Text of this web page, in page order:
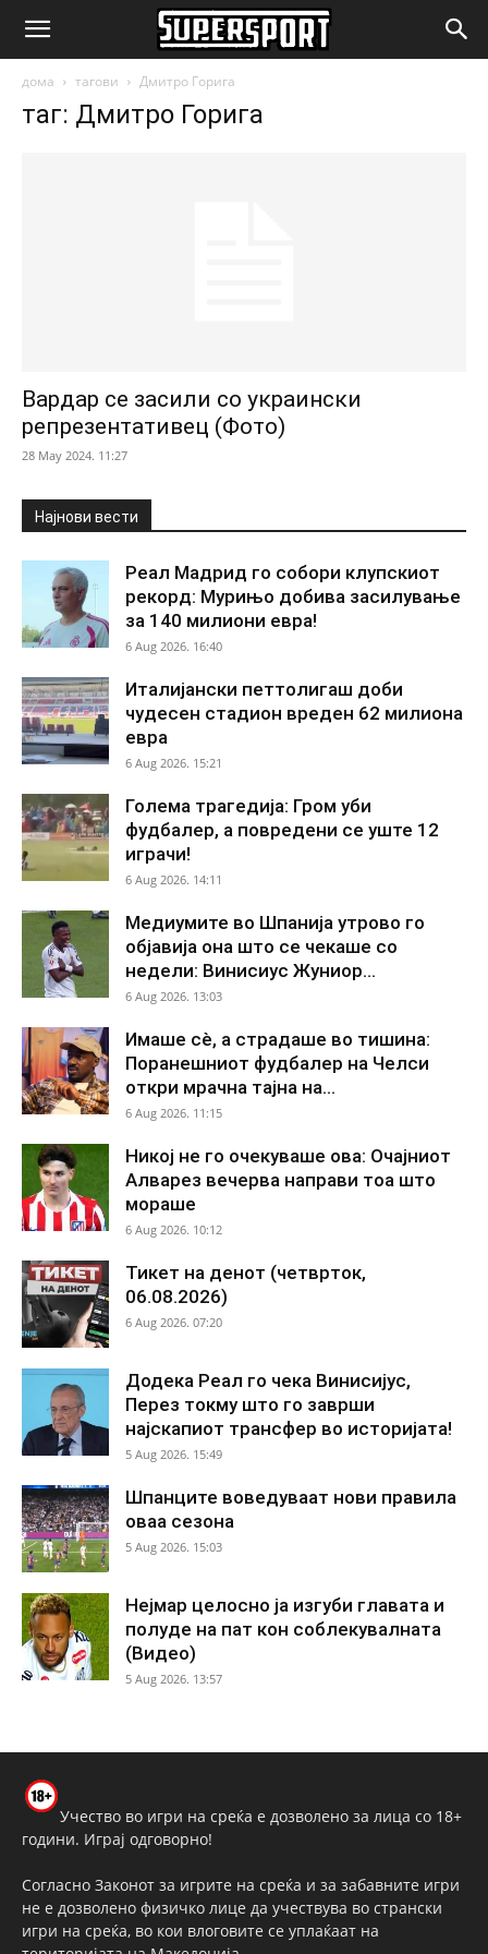
SuperSport.mk
дома тагови Дмитро Горига
таг: Дмитро Горига
Вардар се засили со украински
репрезентативец (Фото)
28 May 2024. 11:27
Најнови вести
Реал Мадрид го собори клупскиот
рекорд: Мурињо добива засилување
за 140 милиони евра!
6 Aug 2026. 16:40
Италијански петтолигаш доби
чудесен стадион вреден 62 милиона
евра
6 Aug 2026. 15:21
Голема трагедија: Гром уби
фудбалер, а повредени се уште 12
играчи!
6 Aug 2026. 14:11
Медиумите во Шпанија утрово го
објавија она што се чекаше со
недели: Винисиус Жуниор...
6 Aug 2026. 13:03
Имаше сè, а страдаше во тишина:
Поранешниот фудбалер на Челси
откри мрачна тајна на...
6 Aug 2026. 11:15
Никој не го очекуваше ова: Очајниот
Алварез вечерва направи тоа што
мораше
6 Aug 2026. 10:12
Тикет на денот (четврток,
06.08.2026)
6 Aug 2026. 07:20
Додека Реал го чека Винисијус,
Перез токму што го заврши
најскапиот трансфер во историјата!
5 Aug 2026. 15:49
Шпанците воведуваат нови правила
оваа сезона
5 Aug 2026. 15:03
Нејмар целосно ја изгуби главата и
полуде на пат кон соблекувалната
(Видео)
5 Aug 2026. 13:57
Учество во игри на среќа е дозволено за лица со 18+
години. Играј одговорно!
Согласно Законот за игрите на среќа и за забавните игри
не е дозволено физичко лице да учествува во странски
игри на среќа, во кои влоговите се уплаќаат на